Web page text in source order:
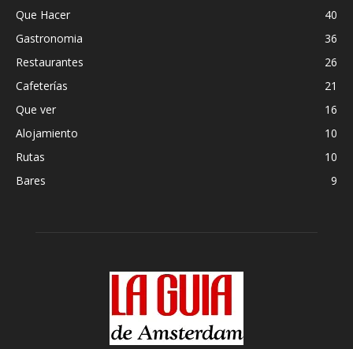
Que Hacer
40
Gastronomia
36
Restaurantes
26
Cafeterías
21
Que ver
16
Alojamiento
10
Rutas
10
Bares
9